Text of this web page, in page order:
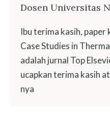
Dosen Universitas
Ibu terima kasih, paper
Case Studies in
adalah jurnal Top
ucapkan terima kasih
nya